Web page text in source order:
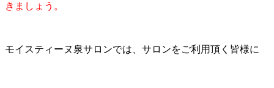
きましょう。
モイスティーヌ泉サロンでは、サロンをご利用頂く皆様に